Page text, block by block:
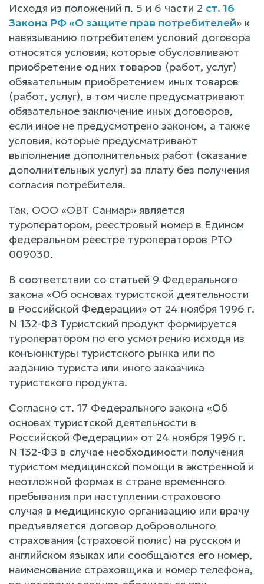
Исходя из положений п. 5 и 6 части 2 ст. 16
Закона РФ «О защите прав потребителей» к
навязыванию потребителем условий договора
относятся условия, которые обусловливают
приобретение одних товаров (работ, услуг)
обязательным приобретением иных товаров
(работ, услуг), в том числе предусматривают
обязательное заключение иных договоров,
если иное не предусмотрено законом, а также
условия, которые предусматривают
выполнение дополнительных работ (оказание
дополнительных услуг) за плату без получения
согласия потребителя.
Так, ООО «ОВТ Санмар» является
туроператором, реестровый номер в Едином
федеральном реестре туроператоров РТО
009030.
В соответствии со статьей 9 Федерального
закона «Об основах туристской деятельности
в Российской Федерации» от 24 ноября 1996 г.
N 132-ФЗ Туристский продукт формируется
туроператором по его усмотрению исходя из
конъюнктуры туристского рынка или по
заданию туриста или иного заказчика
туристского продукта.
Согласно ст. 17 Федерального закона «Об
основах туристской деятельности в
Российской Федерации» от 24 ноября 1996 г.
N 132-ФЗ в случае необходимости получения
туристом медицинской помощи в экстренной и
неотложной формах в стране временного
пребывания при наступлении страхового
случая в медицинскую организацию или врачу
предъявляется договор добровольного
страхования (страховой полис) на русском и
английском языках или сообщаются его номер,
наименование страховщика и номер телефона,